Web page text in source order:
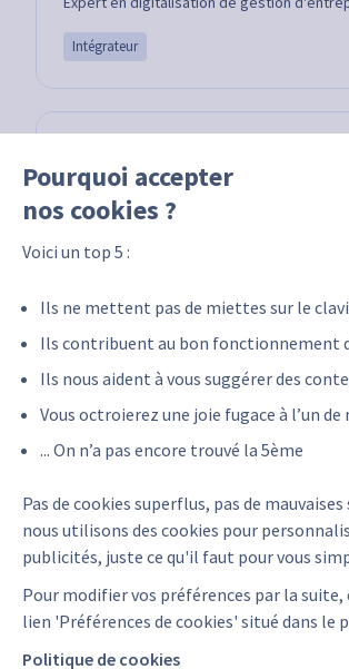
Pourquoi accepter
nos cookies ?
Voici un top 5 :
Ils ne mettent pas de miettes sur le
Ils contribuent au bon fonctionnement
Ils nous aident à vous suggérer des
Vous octroierez une joie fugace à l’un
... On n’a pas encore trouvé la 5ème
Pas de cookies superflus, pas de mauvaises
nous utilisons des cookies pour
publicités, juste ce qu'il faut pour vous
Pour modifier vos préférences par la suite,
lien 'Préférences de cookies' situé dans le
Politique de cookies
Intégrateur
DuoTech
Votre expert informatique